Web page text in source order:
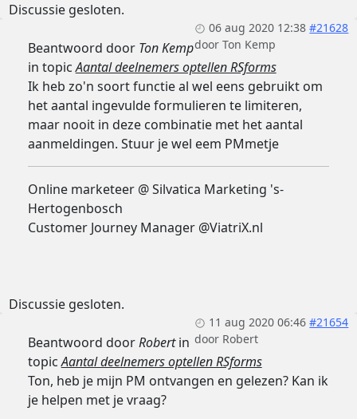
Discussie gesloten.
06 aug 2020 12:38 #21628
doorTon Kemp
Beantwoord door Ton Kemp
in topicAantal deelnemers optellen RSforms
Ik heb zo'n soort functie al wel eens gebruikt om
het aantal ingevulde formulieren te limiteren,
maar nooit in deze combinatie met het aantal
aanmeldingen. Stuur je wel eem PMmetje
Online marketeer @ Silvatica Marketing 's-
Hertogenbosch
Customer Journey Manager @ViatriX.nl
Discussie gesloten.
11 aug 2020 06:46 #21654
door Robert
Beantwoord doorRobertin
topicAantal deelnemers optellen RSforms
Ton, heb je mijn PM ontvangen en gelezen? Kan ik
je helpen met je vraag?